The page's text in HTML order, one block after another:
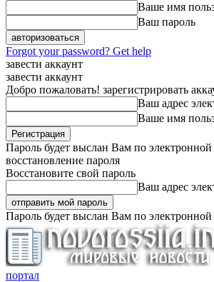
Ваше имя
Ваш пароль
Forgot your password? Get help
завести аккаунт
завести аккаунт
Добро пожаловать! зарегистрировать
Ваш адрес
Ваше имя
Пароль будет выслан Вам по электронной
восстановление пароля
Восстановите свой пароль
Ваш адрес
Пароль будет выслан Вам по электронной
портал